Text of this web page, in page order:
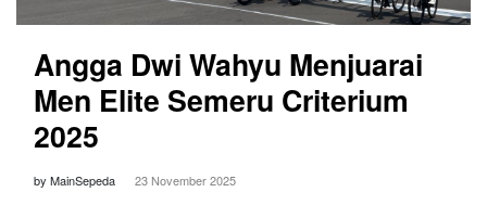
Angga Dwi Wahyu Menjuarai
Men Elite Semeru Criterium
2025
by MainSepeda 23 November 2025